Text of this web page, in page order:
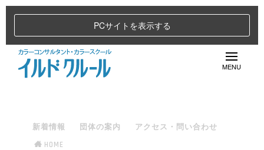
PCサイトを表示する
新着情報 団体の案内
アクセス・問い合わせ
HOME